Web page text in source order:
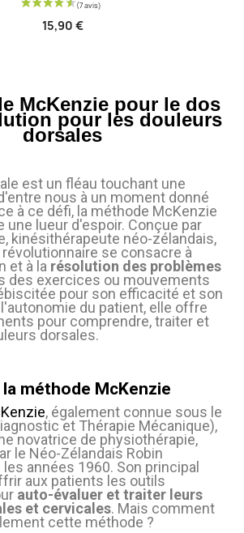
15,90 €
McKenzie pour le dos
pour les douleurs
dorsales
est un fléau touchant une
nous à un moment donné
à ce défi, la méthode McKenzie
une lueur d'espoir. Conçue par
kinésithérapeute néo-zélandais,
se consacre à
et à la résolution des problèmes
des exercices ou mouvements
pour son efficacité et son
du patient, elle offre
pour comprendre, traiter et
dorsales.
méthode McKenzie
, également connue sous le
et Thérapie Mécanique),
novatrice de physiothérapie,
le Néo-Zélandais Robin
années 1960. Son principal
aux patients les outils
auto-évaluer et traiter leurs
et cervicales. Mais comment
cette méthode ?